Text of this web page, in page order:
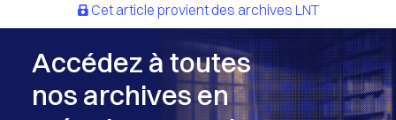
Cet article provient des archives LNT
Accédez à toutes
nos archives en